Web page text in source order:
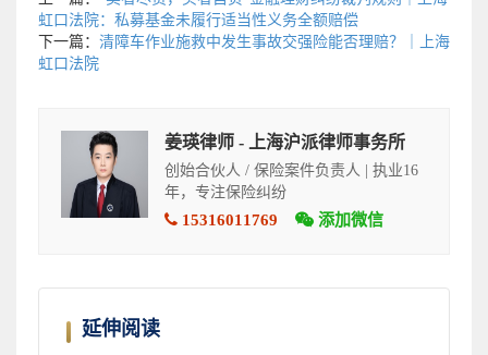
虹口法院：私募基金未履行适当性义务全额赔偿
下一篇： 清障车作业施救中发生事故交强险能否理赔？｜上海
虹口法院
姜瑛律师 - 上海沪派律师事务所
创始合伙人 / 保险案件负责人 | 执业16
年，专注保险纠纷
15316011769 添加微信
延伸阅读